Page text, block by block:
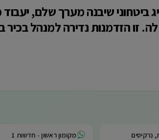
ביטחוני שיבנה מערך שלם, יעבוד
לה. זו הזדמנות נדירה למנהל בכיר
נרקיסים מקומון ראשון - חדשות 1